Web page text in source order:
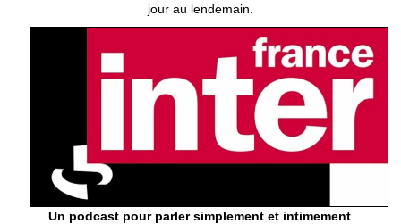
jour au lendemain.
Un podcast pour parler simplement et intimement